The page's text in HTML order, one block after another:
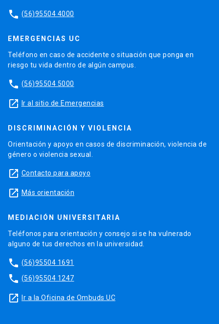
phone (56)95504 4000
EMERGENCIAS UC
Teléfono en caso de accidente o situación que ponga en
riesgo tu vida dentro de algún campus.
phone (56)95504 5000
launch Ir al sitio de Emergencias
DISCRIMINACIÓN Y VIOLENCIA
Orientación y apoyo en casos de discriminación, violencia de
género o violencia sexual.
launch Contacto para apoyo
launch Más orientación
MEDIACIÓN UNIVERSITARIA
Teléfonos para orientación y consejo si se ha vulnerado
alguno de tus derechos en la universidad.
phone (56)95504 1691
phone (56)95504 1247
launch Ir a la Oficina de Ombuds UC